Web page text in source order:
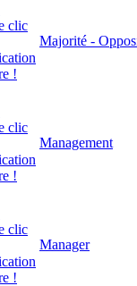
clic
!
Majorité -
clic
!
Management
clic
!
Manager